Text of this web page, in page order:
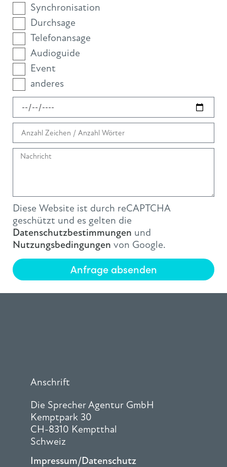
Synchronisation
Durchsage
Telefonansage
Audioguide
Event
anderes
Diese Website ist durch reCAPTCHA
geschützt und es gelten die
Datenschutzbestimmungen und
Nutzungsbedingungen von Google.
Anfrage absenden
Anschrift
Die Sprecher Agentur GmbH
Kemptpark 30
CH-8310 Kemptthal
Schweiz
Impressum/Datenschutz